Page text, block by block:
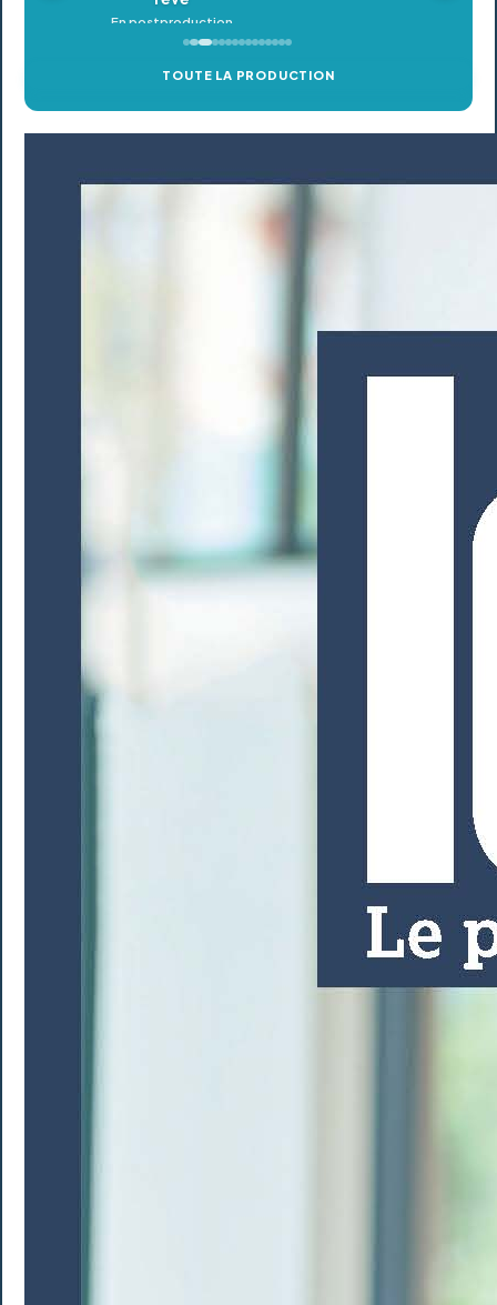
TOUTE LA PRODUCTION